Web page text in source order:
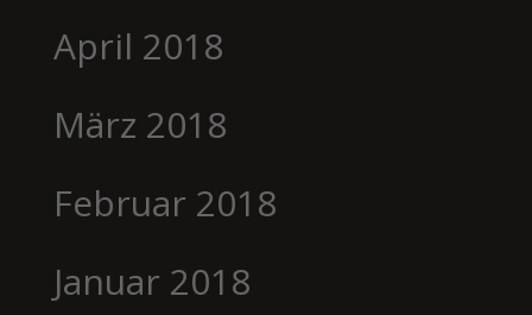
April 2018
März 2018
Februar 2018
Januar 2018